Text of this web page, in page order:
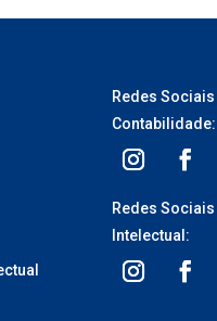
Redes Sociais
Contabilidade:
Redes
Intelectual: